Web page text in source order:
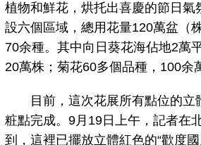
植物和鮮花，烘托出喜慶的節日氣
設六個區域，總用花量120萬盆（
70余種。其中向日葵花海佔地2萬
20萬株；菊花60多個品種，100余
目前，這次花展所有點位的立
粧點完成。9月19日上午，記者在
到，這裡已擺放立體紅色的“歡度